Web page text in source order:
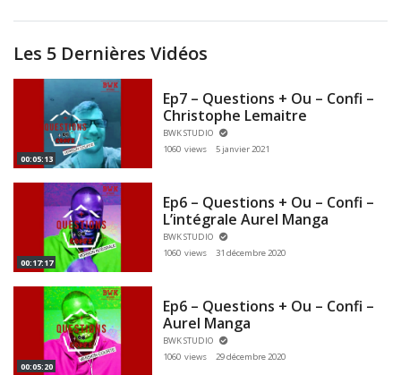
Les 5 Dernières Vidéos
00:05:13
Ep7 – Questions + Ou – Confi –
Christophe Lemaitre
BWK STUDIO
1060 views
5 janvier 2021
00:17:17
Ep6 – Questions + Ou – Confi –
L’intégrale Aurel Manga
BWK STUDIO
1060 views
31 décembre 2020
00:05:20
Ep6 – Questions + Ou – Confi –
Aurel Manga
BWK STUDIO
1060 views
29 décembre 2020